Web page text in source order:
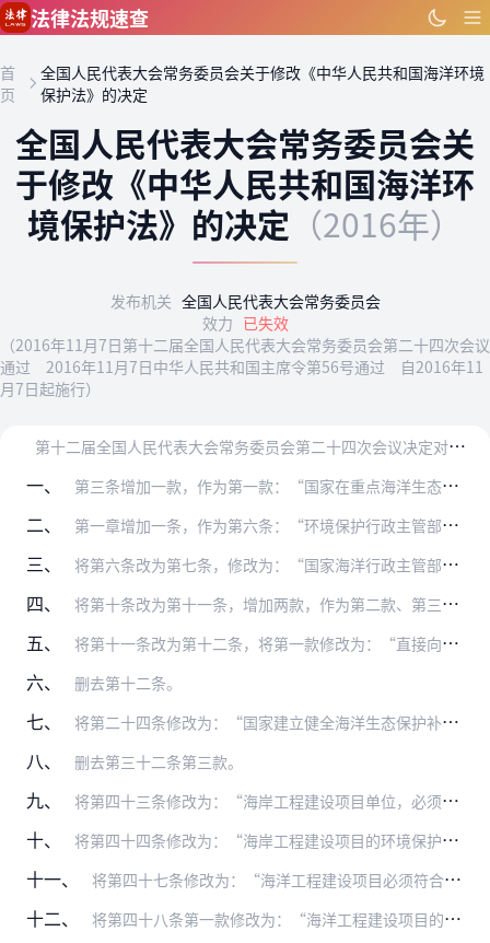
跳到主要内容
法律法规速查
首
页
全国人民代表大会常务委员会关于修改《中华人民共和国海洋环境
保护法》的决定
全国人民代表大会常务委员会关
于修改《中华人民共和国海洋环
境保护法》的决定 （2016年）
发布机关 全国人民代表大会常务委员会
效力 已失效
（2016年11月7日第十二届全国人民代表大会常务委员会第二十四次会议
通过 2016年11月7日中华人民共和国主席令第56号通过 自2016年11
月7日起施行）
第
十二届全国人民代表大会常务委员会第二十四次会议决定对《中华人民共和国海洋环境保护法》作如下修改：
一、
第三条增加一款，作为第一款：“国家在重点海洋生态功能区、生态环境敏感区和脆弱区等海域划定生态保护红线，实行严格保护。”
二、 第一章增加一条，作为第六条：“环境保护行政主管部门、海洋行政主管部门和其他行使海洋环境监督管理权的部门，根据职责分工依法公开海洋环境相关信息；相关排污单位应当依…
三、 将第六条改为第七条，修改为：“国家海洋行政主管部门会同国务院有关部门和沿海省、自治区、直辖市人民政府根据全国海洋主体功能区规划，拟定全国海洋功能区划，报国务院批…
四、 将第十条改为第十一条，增加两款，作为第二款、第三款：“排污单位在执行国家和地方水污染物排放标准的同时，应当遵守分解落实到本单位的主要污染物排海总量控制指标。
五、 将第十一条改为第十二条，将第一款修改为：“直接向海洋排放污染物的单位和个人，必须按照国家规定缴纳排污费。依照法律规定缴纳环境保护税的，不再缴纳排污费。”
六、 删去第十二条。
七、 将第二十四条修改为：“国家建立健全海洋生态保护补偿制度。
八、 删去第三十二条第三款。
九、 将第四十三条修改为：“海岸工程建设项目单位，必须对海洋环境进行科学调查，根据自然条件和社会条件，合理选址，编制环境影响报告书（表）。在建设项目开工前，将环境影响…
十、 将第四十四条修改为：“海岸工程建设项目的环境保护设施，必须与主体工程同时设计、同时施工、同时投产使用。环境保护设施应当符合经批准的环境影响评价报告书（表）的要求…
十一、 将第四十七条修改为：“海洋工程建设项目必须符合全国海洋主体功能区规划、海洋功能区划、海洋环境保护规划和国家有关环境保护标准。海洋工程建设项目单位应当对海洋环境进…
十二、 将第四十八条第一款修改为：“海洋工程建设项目的环境保护设施，必须与主体工程同时设计、同时施工、同时投产使用。环境保护设施未经海洋行政主管部门验收，或者经验收不合…